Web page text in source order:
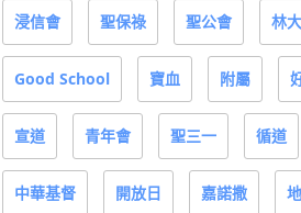
浸信會 聖保祿 聖公會 林
Good School 寶血 附屬
宣道 青年會 聖三一 循道
中華基督 開放日 嘉諾撒